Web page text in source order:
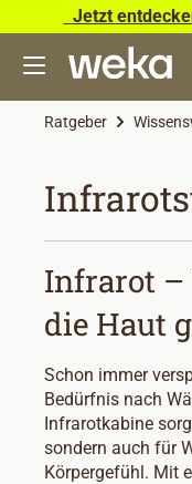
Zum Hauptinhalt
Jetzt
Ratgeber
Infrarot –
die Haut
Schon immer
Bedürfnis nach
Infrarotkabine
sondern auch für
Körpergefühl. Mit